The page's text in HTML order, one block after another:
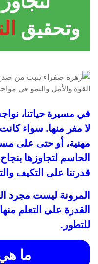
وتحقيق
في مسيرة حياتنا،
لا مفر منها. سواء
مهنية، أو حتى على
الحاسم لتجاوزها
قدرتنا على التكيف
المرونة ليست مجرد
القدرة على التعلم
للتطور.
ما